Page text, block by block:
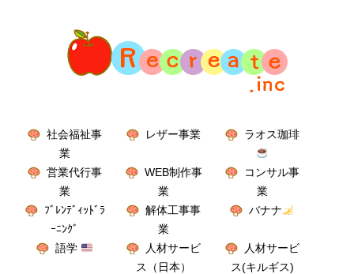
社会福祉事
業
レザー事業 ラオス珈琲
営業代行事
業
WEB制作事
業
コンサル事
業
ﾌﾞﾚﾝﾃﾞｨｯﾄﾞﾗ
ｰﾆﾝｸﾞ
解体工事事
業
バナナ
語学
人材サービ
ス（日本）
人材サービ
ス(キルギス)